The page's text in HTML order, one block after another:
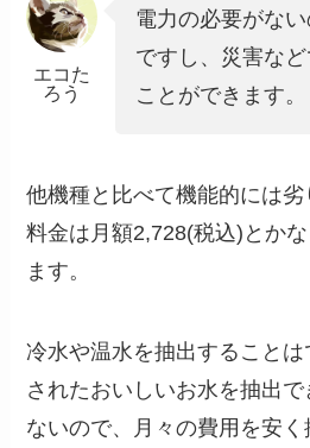
エコた
ろう
電力の必要がな
ですし、災害な
ことができます。
他機種と比べて機能的には
料金は月額2,728(税込)とか
ます。
冷水や温水を抽出すること
されたおいしいお水を抽出
ないので、月々の費用を安